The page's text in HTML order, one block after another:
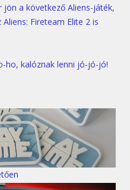
a következő Aliens-játék,
Fireteam Elite 2 is
ho, kalóznak lenni jó-jó-jó!